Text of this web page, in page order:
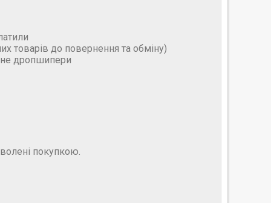
товарів до повернення та обміну)
дропшипери
покупкою.